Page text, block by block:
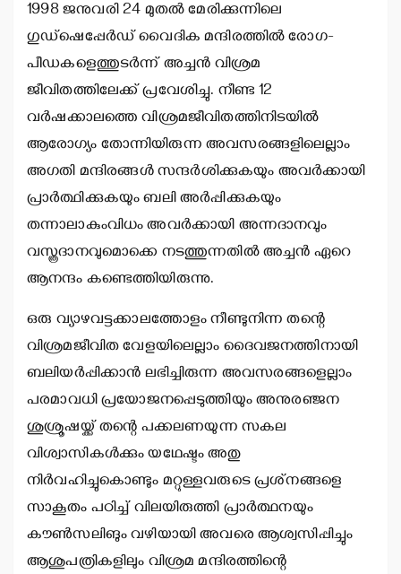
1998 ജനുവരി 24 മുതല്‍ മേരിക്കുന്നിലെ
ഗുഡ്‌ഷെപ്പേര്‍ഡ് വൈദിക മന്ദിരത്തില്‍ രോഗ-
പീഡകളെത്തുടര്‍ന്ന് അച്ചന്‍ വിശ്രമ
ജീവിതത്തിലേക്ക് പ്രവേശിച്ചു. നീണ്ട 12
വര്‍ഷക്കാലത്തെ വിശ്രമജീവിതത്തിനിടയില്‍
ആരോഗ്യം തോന്നിയിരുന്ന അവസരങ്ങളിലെല്ലാം
അഗതി മന്ദിരങ്ങള്‍ സന്ദര്‍ശിക്കുകയും അവര്‍ക്കായി
പ്രാര്‍ത്ഥിക്കുകയും ബലി അര്‍പ്പിക്കുകയും
തന്നാലാകുംവിധം അവര്‍ക്കായി അന്നദാനവും
വസ്ത്രദാനവുമൊക്കെ നടത്തുന്നതില്‍ അച്ചന്‍ ഏറെ
ആനന്ദം കണ്ടെത്തിയിരുന്നു.
ഒരു വ്യാഴവട്ടക്കാലത്തോളം നീണ്ടുനിന്ന തന്റെ
വിശ്രമജീവിത വേളയിലെല്ലാം ദൈവജനത്തിനായി
ബലിയര്‍പ്പിക്കാന്‍ ലഭിച്ചിരുന്ന അവസരങ്ങളെല്ലാം
പരമാവധി പ്രയോജനപ്പെടുത്തിയും അനുരഞ്ജന
ശുശ്രൂഷയ്ക്ക് തന്റെ പക്കലണയുന്ന സകല
വിശ്വാസികള്‍ക്കും യഥേഷ്ടം അതു
നിര്‍വഹിച്ചുകൊണ്ടും മറ്റുള്ളവരുടെ പ്രശ്‌നങ്ങളെ
സാകൂതം പഠിച്ച് വിലയിരുത്തി പ്രാര്‍ത്ഥനയും
കൗണ്‍സലിങും വഴിയായി അവരെ ആശ്വസിപ്പിച്ചും
ആശുപത്രികളിലും വിശ്രമ മന്ദിരത്തിന്റെ